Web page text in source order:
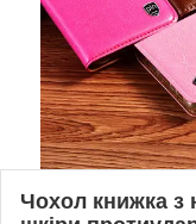
Чохол книжка з